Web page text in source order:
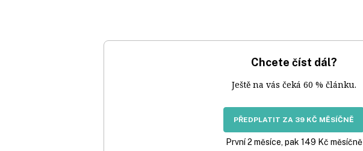
Chcete číst dál?
Ještě na vás čeká 60 % článku.
PŘEDPLATIT ZA 39 KČ MĚSÍČNĚ
První 2 měsíce, pak 149 Kč měsíčně